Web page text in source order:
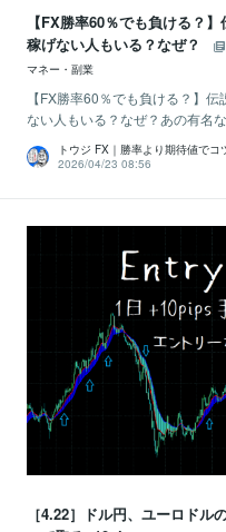
【FX勝率60％でも負ける？
稼げない人もいる？なぜ？
マネー・副業
【FX勝率60％でも負ける？】
ない人もいる？なぜ？あの有名
トウジ FX｜勝率より期待値でコ
2026/04/23 08:56
［4.22］ドル円、ユーロド